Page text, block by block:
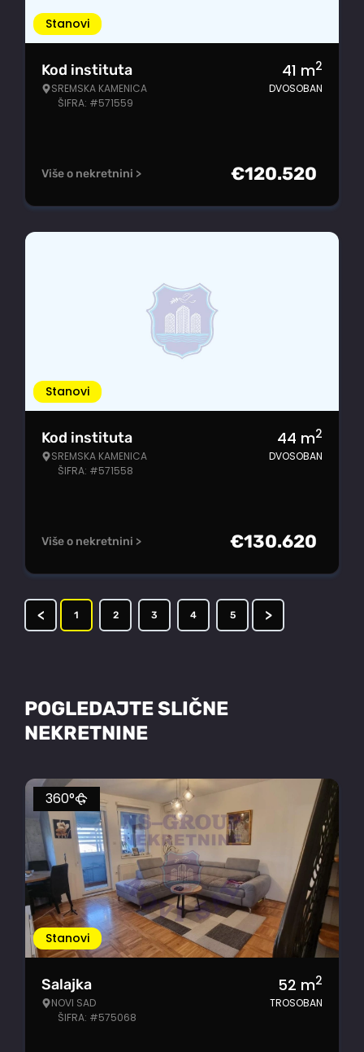
Stanovi
Kod instituta
SREMSKA KAMENICA
ŠIFRA: #571559
41 m2
DVOSOBAN
Više o nekretnini > €120.520
Stanovi
Kod instituta
SREMSKA KAMENICA
ŠIFRA: #571558
44 m2
DVOSOBAN
Više o nekretnini > €130.620
< 1 2 3 4 5 >
POGLEDAJTE SLIČNE
NEKRETNINE
Stanovi
360°
Salajka
NOVI SAD
ŠIFRA: #575068
52 m2
TROSOBAN